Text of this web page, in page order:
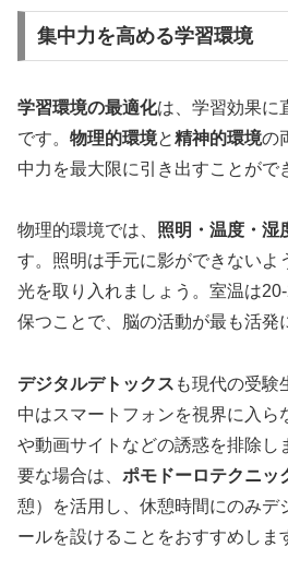
集中力を高める学習環境
学習環境の最適化は、学習効果に
です。 物理的環境と精神的環境の
中力を最大限に引き出すことがで
物理的環境では、 照明・温度・湿
す。照明は手元に影ができないよ
光を取り入れましょう。室温は
保つことで、脳の活動が最も活発
デジタルデトックス も現代の受験
中はスマートフォンを視界に入ら
や動画サイトなどの誘惑を排除し
要な場合は、 ポモドーロテクニッ
憩）を活用し、休憩時間にのみデ
ールを設けることをおすすめしま